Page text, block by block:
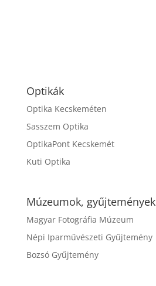
Optikák
Optika Kecskeméten
Sasszem Optika
OptikaPont Kecskemét
Kuti Optika
Múzeumok, gyűjtemények
Magyar Fotográfia Múzeum
Népi Iparművészeti Gyűjtemény
Bozsó Gyűjtemény